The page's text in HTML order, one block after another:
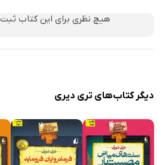
هیچ نظری برای این کتاب
دیگر کتاب‌های تری دیری